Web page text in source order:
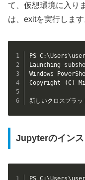
て、仮想環境に入り
は、exitを実行します
PS
Launching
Windows
Copyright
(C)
新しいクロスプ
Jupyterのイン